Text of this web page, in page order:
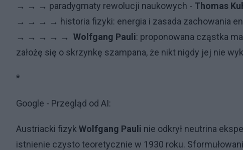
→ → → paradygmaty rewolucji naukowych - Thomas
→ → → → historia fizyki: energia i zasada zachowania
→ → → → → Wolfgang Pauli: proponowana cząstka
założę się o skrzynkę szampana, że nikt nigdy jej nie
*
Google - Przegląd od AI:
Austriacki fizyk Wolfgang Pauli nie odkrył neutrina
istnienie czysto teoretycznie w 1930 roku.